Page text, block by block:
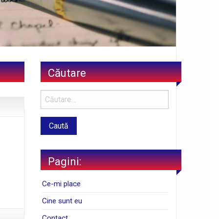
Căutare
Pagini:
Ce-mi place
Cine sunt eu